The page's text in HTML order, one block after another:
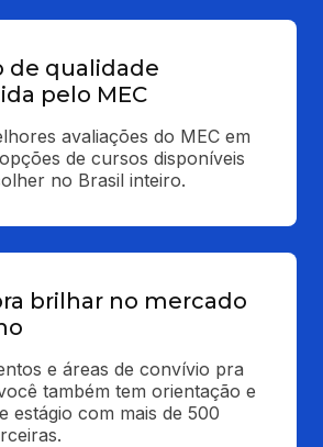
de qualidade
pelo MEC
avaliações do MEC em
de cursos disponíveis
no Brasil inteiro.
brilhar no mercado
e áreas de convívio pra
também tem orientação e
estágio com mais de 500